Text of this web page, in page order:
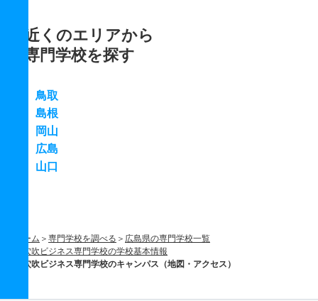
近くのエリアから
専門学校を探す
鳥取
島根
岡山
広島
山口
ホーム 専門学校を調べる
広島県の専門学校一覧
穴吹ビジネス専門学校の学校基本情報
穴吹ビジネス専門学校のキャンパス（地図・アクセス）